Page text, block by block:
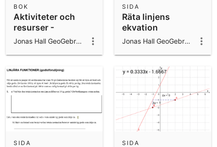
Aktiviteter och
resurser -
GeoGebra
BOK
Jonas Hall GeoGebra ambassador 2024/25
Räta linjens
ekvation
SIDA
Jonas Hall GeoGebra ambassador 2024/25
SIDA SIDA